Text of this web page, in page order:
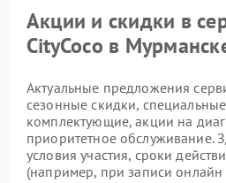
Акции и скидки в
CityCoco в
Актуальные предложения
сезонные скидки,
комплектующие, акции на
приоритетное обслуживание.
условия участия, сроки
(например, при записи